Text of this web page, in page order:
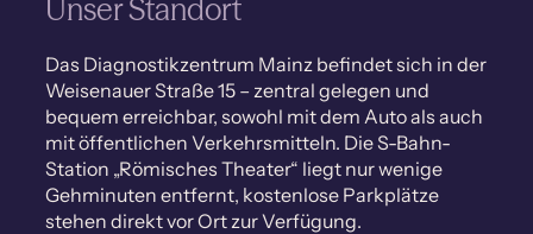
Unser Standort
Das Diagnostikzentrum Mainz befindet sich in der
Weisenauer Straße 15 – zentral gelegen und
bequem erreichbar, sowohl mit dem Auto als auch
mit öffentlichen Verkehrsmitteln. Die S-Bahn-
Station „Römisches Theater“ liegt nur wenige
Gehminuten entfernt, kostenlose Parkplätze
stehen direkt vor Ort zur Verfügung.